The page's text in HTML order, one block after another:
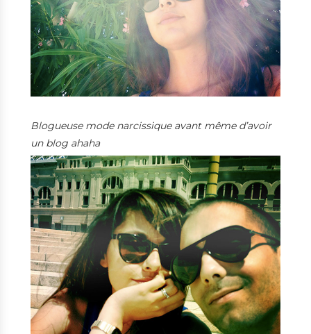
Blogueuse mode narcissique avant même d’avoir
un blog ahaha